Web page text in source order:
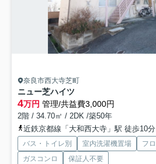
奈良市西大寺芝町
ニュー芝ハイツ
4万円 管理/共益費3,000円
2階 / 34.70㎡ / 2DK /築50年
近鉄京都線「大和西大寺」駅 徒歩10分
バス・トイレ別 室内洗濯機置場 フ
ガスコンロ
保証人不要